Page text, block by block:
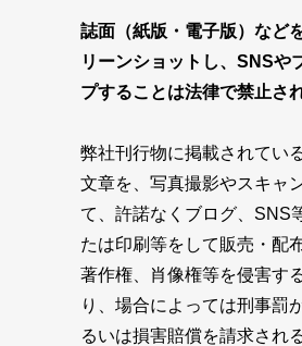
誌面（紙版・電子版）など
リーンショットし、SNSや
プすることは法律で禁止さ
弊社刊行物に掲載されてい
文章を、写真撮影やスキャ
て、許諾なくブログ、SNS
たは印刷等をして販売・配
著作権、肖像権等を侵害す
り、場合によっては刑事罰
るいは損害賠償を請求され